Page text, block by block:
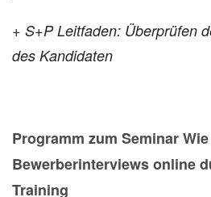
+ S+P Leitfaden: Überprüfen
des Kandidaten
Programm zum Seminar
Bewerberinterviews online
Training